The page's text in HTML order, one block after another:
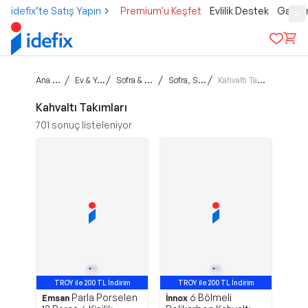
idefix’te Satış Yapın Premium'u Keşfet Evlilik Destek
Ana sayfa / Ev & Yaşam / Sofra & Mutfak / Sofra, Sunum / Kahvaltı Takımları
Kahvaltı Takımları
701 sonuç listeleniyor
TROY ile 200 TL İndirim
Emsan Parla Porselen
TROY ile 200 TL İndirim
İnnox 6 Bölmeli